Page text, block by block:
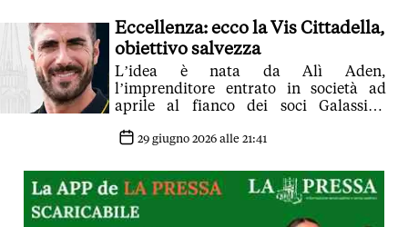
Eccellenza: ecco la Vis Cittadella,
obiettivo salvezza
L’idea è nata da Alì Aden,
l’imprenditore entrato in società ad
aprile al fianco dei soci Galassini,
29 giugno 2026 alle 21:41